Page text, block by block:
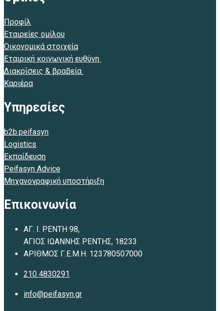
Προφίλ
Εταιρείες ομίλου
Οικονομικά στοιχεία
Εταιρική κοινωνική ευθύνη
Διακρίσεις & βραβεία
Καριέρα
Υπηρεσίες
b2b.peifasyn
Logistics
Εκπαίδευση
Peifasyn Advice
Μηχανογραφική υποστήριξη
Επικοινωνία
ΑΓ. Ι. ΡΕΝΤΗ 98,
ΑΓΙΟΣ ΙΩΑΝΝΗΣ ΡΕΝΤΗΣ, 18233
ΑΡΙΘΜΟΣ Γ.Ε.Μ.Η. 123780507000
210 4830291
info@peifasyn.gr